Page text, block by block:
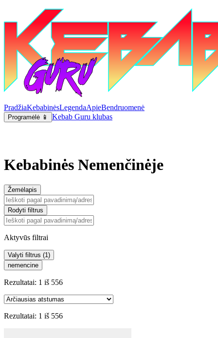
PradžiaKebabinėsLegendaApieBendruomenė
Programėlė 📱 Kebab Guru klubas
Kebabinės Nemenčinėje
Žemėlapis
Rodyti filtrus
Aktyvūs filtrai
Valyti filtrus (1 )
nemencine
Rezultatai: 1 iš 556
Rezultatai: 1 iš 556